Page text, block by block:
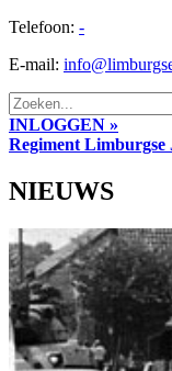
Telefoon: -
E-mail:
INLOGGEN »
Regiment Limburgse
NIEUWS